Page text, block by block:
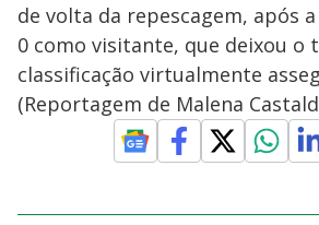
de volta da repescagem, após
0 como visitante, que deixou o
classificação virtualmente
(Reportagem de Malena